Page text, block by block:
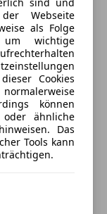
255 vorne &
(Original)
Verfügung.
noch
Webseite
als Folge
um wichtige
Cookies
können
oder ähnliche
Das
Tools kann